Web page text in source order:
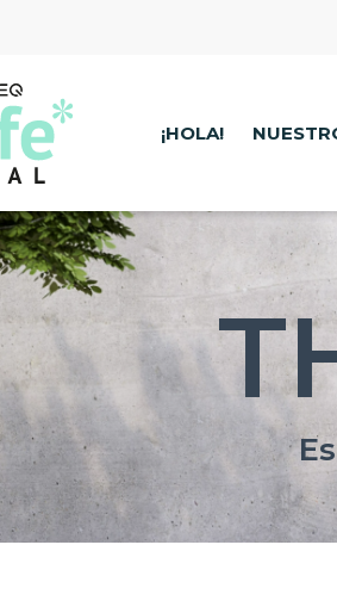
¡HOLA!